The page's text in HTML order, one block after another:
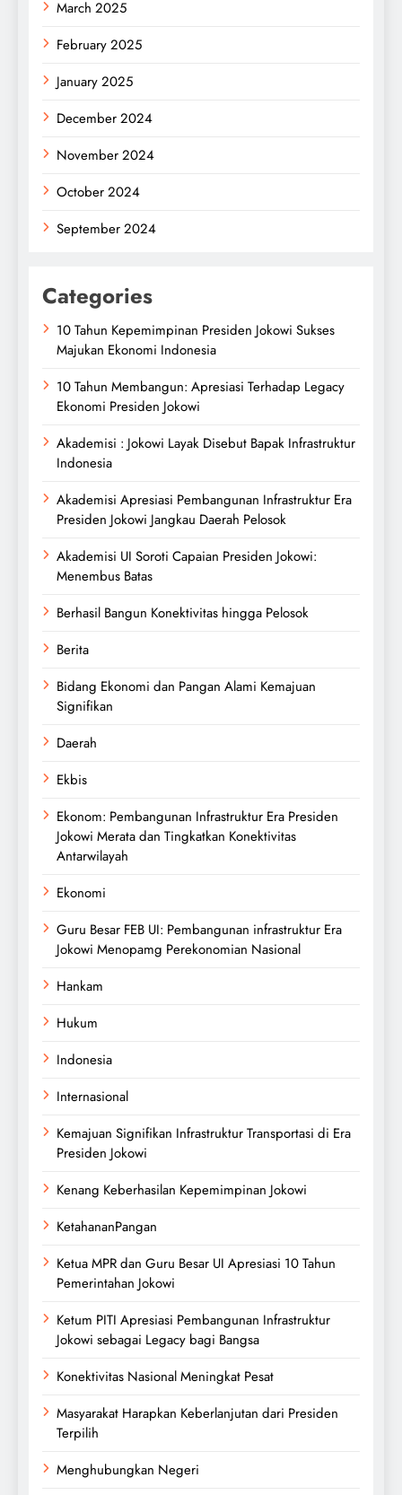
March 2025
February 2025
January 2025
December 2024
November 2024
October 2024
September 2024
Categories
10 Tahun Kepemimpinan Presiden Jokowi Sukses
Majukan Ekonomi Indonesia
10 Tahun Membangun: Apresiasi Terhadap Legacy
Ekonomi Presiden Jokowi
Akademisi : Jokowi Layak Disebut Bapak Infrastruktur
Indonesia
Akademisi Apresiasi Pembangunan Infrastruktur Era
Presiden Jokowi Jangkau Daerah Pelosok
Akademisi UI Soroti Capaian Presiden Jokowi:
Menembus Batas
Berhasil Bangun Konektivitas hingga Pelosok
Berita
Bidang Ekonomi dan Pangan Alami Kemajuan
Signifikan
Daerah
Ekbis
Ekonom: Pembangunan Infrastruktur Era Presiden
Jokowi Merata dan Tingkatkan Konektivitas
Antarwilayah
Ekonomi
Guru Besar FEB UI: Pembangunan infrastruktur Era
Jokowi Menopamg Perekonomian Nasional
Hankam
Hukum
Indonesia
Internasional
Kemajuan Signifikan Infrastruktur Transportasi di Era
Presiden Jokowi
Kenang Keberhasilan Kepemimpinan Jokowi
KetahananPangan
Ketua MPR dan Guru Besar UI Apresiasi 10 Tahun
Pemerintahan Jokowi
Ketum PITI Apresiasi Pembangunan Infrastruktur
Jokowi sebagai Legacy bagi Bangsa
Konektivitas Nasional Meningkat Pesat
Masyarakat Harapkan Keberlanjutan dari Presiden
Terpilih
Menghubungkan Negeri